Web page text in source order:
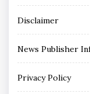
Disclaimer
News Publisher
Privacy Policy